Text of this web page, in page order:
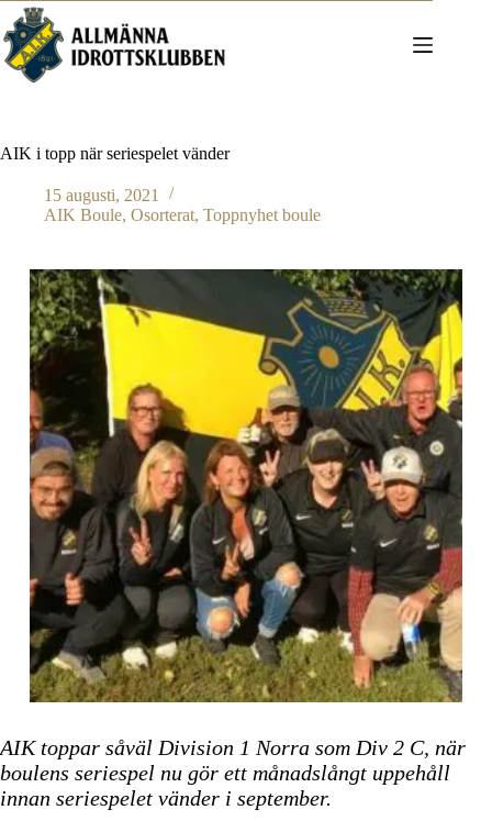
Hoppa
till
innehåll
AIK i topp när seriespelet vänder
15 augusti, 2021
AIK Boule, Osorterat, Toppnyhet boule
AIK toppar såväl Division 1 Norra som Div 2 C, när
boulens seriespel nu gör ett månadslångt uppehåll
innan seriespelet vänder i september.